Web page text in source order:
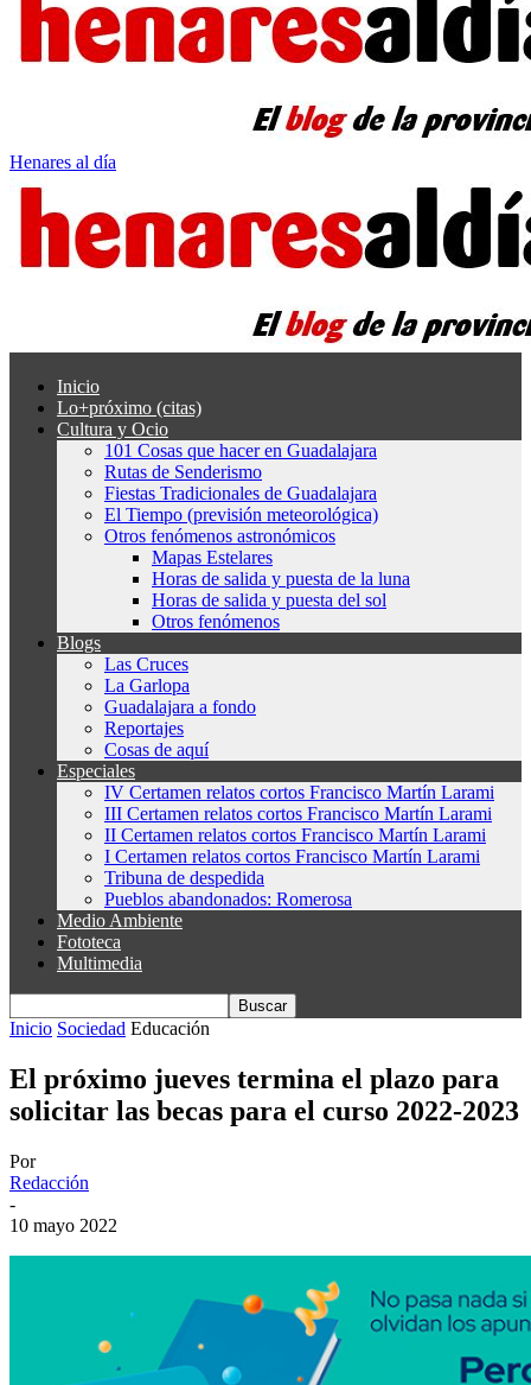
Henares al día
Inicio
Lo+próximo (citas)
Cultura y Ocio
101 Cosas que hacer en Guadalajara
Rutas de Senderismo
Fiestas Tradicionales de Guadalajara
El Tiempo (previsión meteorológica)
Otros fenómenos astronómicos
Mapas Estelares
Horas de salida y puesta de la luna
Horas de salida y puesta del sol
Otros fenómenos
Blogs
Las Cruces
La Garlopa
Guadalajara a fondo
Reportajes
Cosas de aquí
Especiales
IV Certamen relatos cortos Francisco Martín Larami
III Certamen relatos cortos Francisco Martín Larami
II Certamen relatos cortos Francisco Martín Larami
I Certamen relatos cortos Francisco Martín Larami
Tribuna de despedida
Pueblos abandonados: Romerosa
Medio Ambiente
Fototeca
Multimedia
Inicio Sociedad Educación
El próximo jueves termina el plazo para
solicitar las becas para el curso 2022-2023
Por
Redacción
-
10 mayo 2022